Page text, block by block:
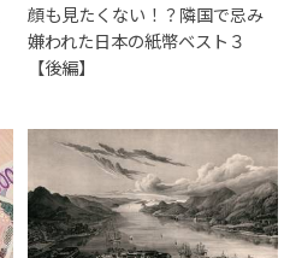
顔も見たくない！？隣国で忌み
嫌われた日本の紙幣ベスト３
【後編】